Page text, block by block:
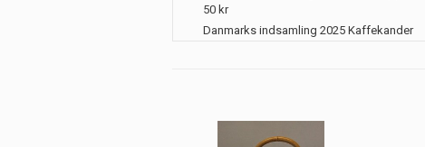
50 kr
Danmarks indsamling 2025 Kaffekander